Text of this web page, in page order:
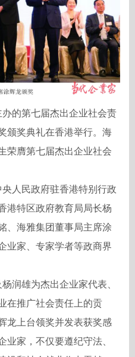
的第七届杰出企业社会责
颁奖典礼在香港举行。海
荣膺第七届杰出企业社会
人民政府驻香港特别行政
港特区政府教育局局长杨
、海雅集团董事局主席涂
业家、专家学者等政商界
润雄为杰出企业家代表、
在推广社会责任上的贡
龙上台领奖并发表获奖感
业家，不仅要遵纪守法、